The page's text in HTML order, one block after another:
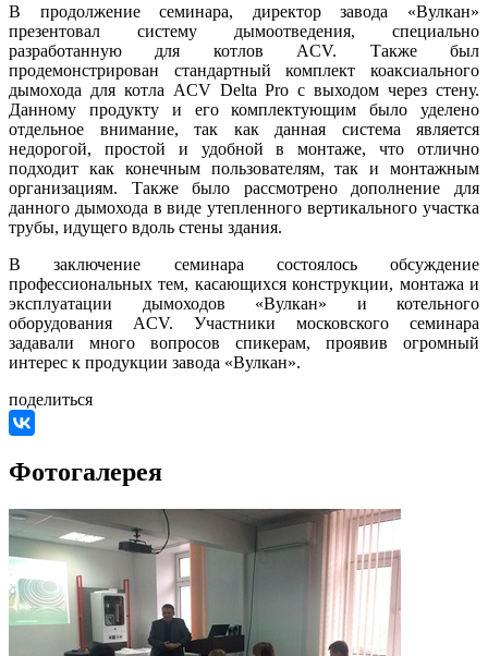
В продолжение семинара, директор завода «Вулкан»
презентовал систему дымоотведения, специально
разработанную для котлов ACV. Также был
продемонстрирован стандартный комплект коаксиального
дымохода для котла ACV Delta Pro с выходом через стену.
Данному продукту и его комплектующим было уделено
отдельное внимание, так как данная система является
недорогой, простой и удобной в монтаже, что отлично
подходит как конечным пользователям, так и монтажным
организациям. Также было рассмотрено дополнение для
данного дымохода в виде утепленного вертикального участка
трубы, идущего вдоль стены здания.
В заключение семинара состоялось обсуждение
профессиональных тем, касающихся конструкции, монтажа и
эксплуатации дымоходов «Вулкан» и котельного
оборудования ACV. Участники московского семинара
задавали много вопросов спикерам, проявив огромный
интерес к продукции завода «Вулкан».
поделиться
Фотогалерея